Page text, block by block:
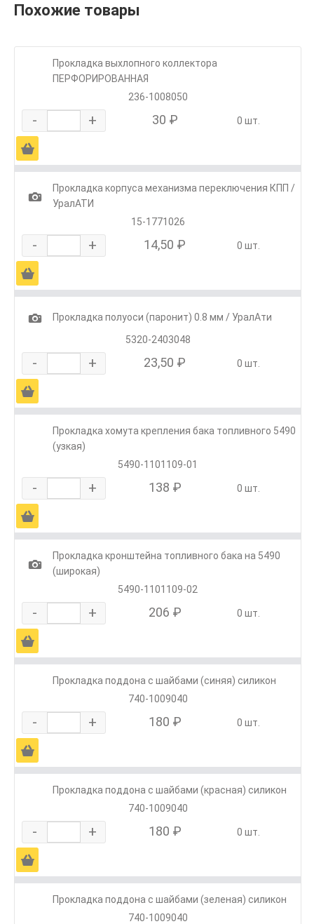
Похожие товары
Прокладка выхлопного коллектора
ПЕРФОРИРОВАННАЯ
236-1008050
- + 30 ₽ 0 шт.
Ä
1
Прокладка корпуса механизма переключения КПП /
УралАТИ
15-1771026
- + 14,50 ₽ 0 шт.
Ä
1
Прокладка полуоси (паронит) 0.8 мм / УралАти
5320-2403048
- + 23,50 ₽ 0 шт.
Ä
Прокладка хомута крепления бака топливного 5490
(узкая)
5490-1101109-01
- + 138 ₽ 0 шт.
Ä
1
Прокладка кронштейна топливного бака на 5490
(широкая)
5490-1101109-02
- + 206 ₽ 0 шт.
Ä
Прокладка поддона с шайбами (синяя) силикон
740-1009040
- + 180 ₽ 0 шт.
Ä
Прокладка поддона с шайбами (красная) силикон
740-1009040
- + 180 ₽ 0 шт.
Ä
Прокладка поддона с шайбами (зеленая) силикон
740-1009040